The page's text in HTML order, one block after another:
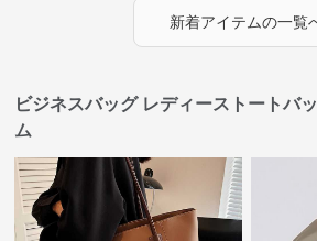
新着アイテムの一覧
ビジネスバッグ レディーストートバ
ム